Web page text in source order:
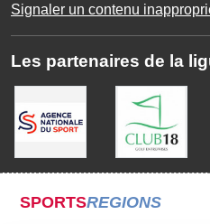
Signaler un contenu
Les partenaires de la
SPORTSREGIONS